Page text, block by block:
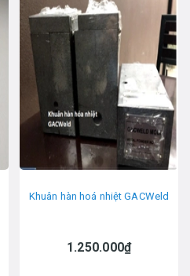
Khuân hàn hoá nhiệt GACWeld
1.250.000₫